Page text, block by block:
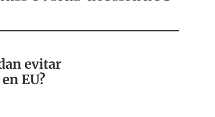
i
evitar
EU?